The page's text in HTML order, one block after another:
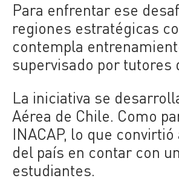
Para enfrentar ese
regiones estratégicas
contempla
supervisado por tutores
La iniciativa se
Aérea de Chile. Como
INACAP, lo que
del país en contar con
estudiantes.